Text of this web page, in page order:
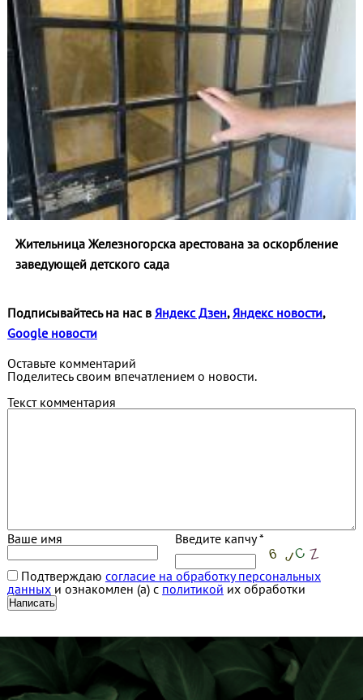
Жительница Железногорска арестована за оскорбление
заведующей детского сада
Подписывайтесь на нас в Яндекс Дзен,Яндекс новости,
Google новости
Оставьте комментарий
Поделитесь своим впечатлением о новости.
Текст комментария
Ваше имя Введите капчу *
Подтверждаю согласие на обработку персональных
данныхи ознакомлен (а) с политикой их обработки